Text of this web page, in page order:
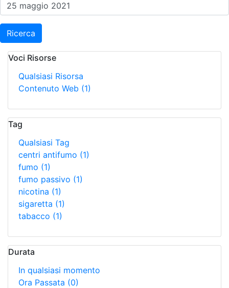
Ricerca
Voci Risorse
Qualsiasi Risorsa
Contenuto Web (1)
Tag
Qualsiasi Tag
centri antifumo (1)
fumo (1)
fumo passivo (1)
nicotina (1)
sigaretta (1)
tabacco (1)
Durata
In qualsiasi momento
Ora Passata (0)